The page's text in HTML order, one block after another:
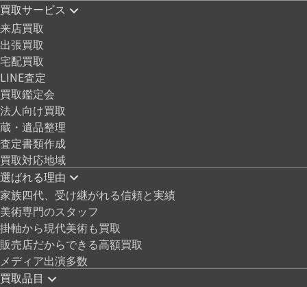
買取サービス
来店買取
出張買取
宅配買取
LINE査定
買取鑑定会
法人向け買取
蔵・遺品整理
査定書類作成
買取対応地域
選ばれる理由
家族四代、受け継がれる信頼と実績
美術専門のスタッフ
掛軸から現代美術も買取
販売店だからできる高額買取
メディア出演多数
買取品目